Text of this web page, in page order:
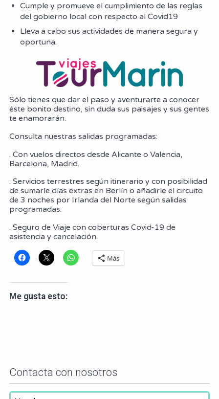
Cumple y promueve el cumplimiento de las reglas
del gobierno local con respecto al Covid19
Lleva a cabo sus actividades de manera segura y
oportuna.
Sólo tienes que dar el paso y aventurarte a conocer
éste bonito destino, sin duda sus paisajes y sus gentes
te enamorarán.
Consulta nuestras salidas programadas:
. Con vuelos directos desde Alicante o Valencia,
Barcelona, Madrid.
. Servicios terrestres según itinerario y con posibilidad
de sumarle días extras en Berlín o añadirle el circuito
de 3 noches por Irlanda del Norte según salidas
programadas.
. Seguro de Viaje con coberturas Covid-19 de
asistencia y cancelación.
Más
Me gusta esto:
Contacta con nosotros